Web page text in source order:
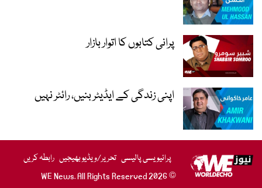
پرانی کتابوں کا اتوار بازار
اپنی زندگی کے ایڈیٹر بنیں، رائٹر نہیں
پرائیویسی پالیسی تحریر/ویڈیو بھیجیں رابطہ کریں
© 2026 WE News. All Rights Reserved